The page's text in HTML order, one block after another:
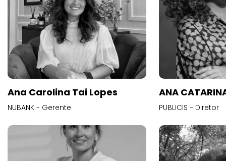
Ana Carolina Tai Lopes
NUBANK - Gerente
ANA
PUBLICIS - Diretor